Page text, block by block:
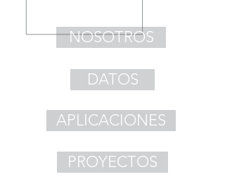
NOSOTROS
DATOS
APLICACIONES
PROYECTOS